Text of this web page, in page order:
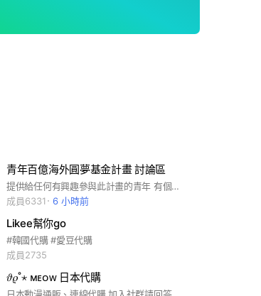
青年百億海外圓夢基金計畫 討論區
提供給任何有興趣參與此計畫的青年 有個能夠發問&提供意見之平台
成員6331
6 小時前
Likee幫你go
#韓國代購 #愛豆代購
成員2735
𝜗𝜚˚⋆ ᴍᴇᴏᴡ 日本代購